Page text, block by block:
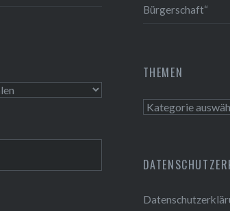
Bürgerschaft“
THEMEN
Themen